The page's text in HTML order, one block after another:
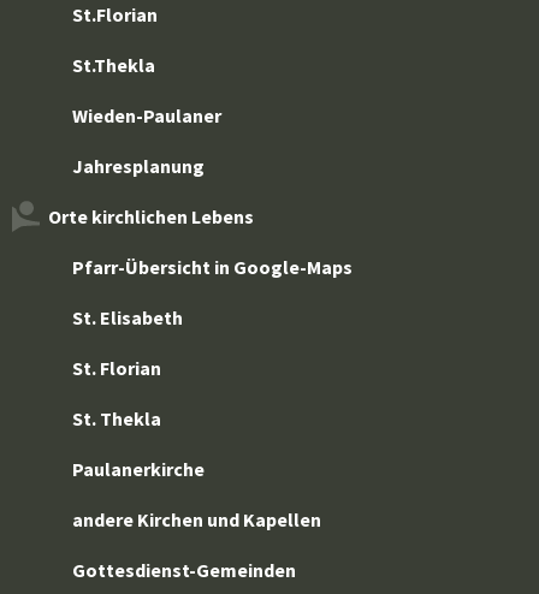
St.Florian
St.Thekla
Wieden-Paulaner
Jahresplanung
Orte kirchlichen Lebens
Pfarr-Übersicht in Google-Maps
St. Elisabeth
St. Florian
St. Thekla
Paulanerkirche
andere Kirchen und Kapellen
Gottesdienst-Gemeinden